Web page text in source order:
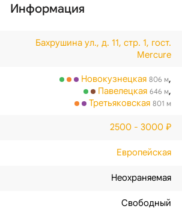
Информация
Бахрушина ул., д. 11, стр. 1, гост.
Mercure
Новокузнецкая 806 м,
Павелецкая 646 м,
Третьяковская 801 м
2500 - 3000 ₽
Европейская
Неохраняемая
Свободный